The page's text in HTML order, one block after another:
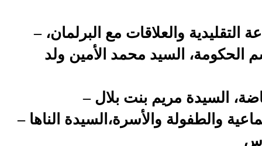
– وزيرا للثقافة والصناعة التقليدية والعلاقات مع البرلمان،
الحكومة، السيد محمد الأمين ولد
السيدة مريم بنت بلال
– وزيرة للشؤون الاجتماعية والطفولة والأسرة،السيدة الناها